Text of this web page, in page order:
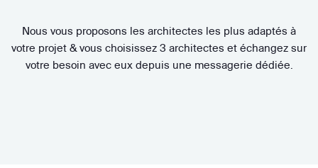
Nous vous proposons les architectes les plus adaptés à
votre projet & vous choisissez 3 architectes et échangez sur
votre besoin avec eux depuis une messagerie dédiée.